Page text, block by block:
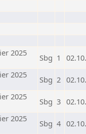
2025
Sbg 1
2025
Sbg 2
2025
Sbg 3
2025
Sbg 4